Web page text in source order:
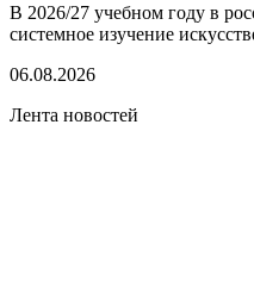
В 2026/27 учебном году в
системное изучение
06.08.2026
Лента новостей